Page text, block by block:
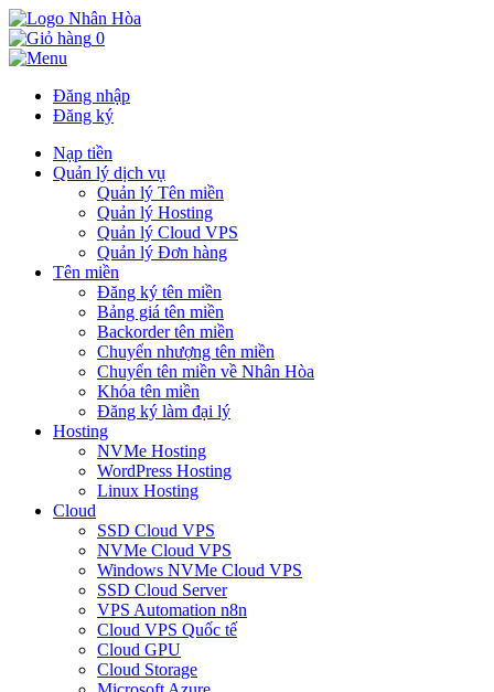
0
Đăng nhập
Đăng ký
Nạp tiền
Quản lý dịch vụ
Quản lý Tên miền
Quản lý Hosting
Quản lý Cloud VPS
Quản lý Đơn hàng
Tên miền
Đăng ký tên miền
Bảng giá tên miền
Backorder tên miền
Chuyển nhượng tên miền
Chuyển tên miền về Nhân Hòa
Khóa tên miền
Đăng ký làm đại lý
Hosting
NVMe Hosting
WordPress Hosting
Linux Hosting
Cloud
SSD Cloud VPS
NVMe Cloud VPS
Windows NVMe Cloud VPS
SSD Cloud Server
VPS Automation n8n
Cloud VPS Quốc tế
Cloud GPU
Cloud Storage